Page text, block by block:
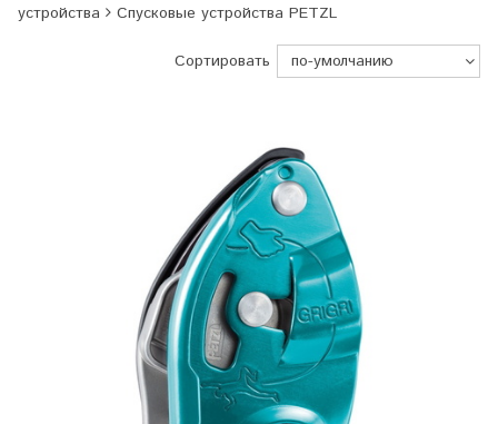
устройства
Спусковые устройства PETZL
Сортировать